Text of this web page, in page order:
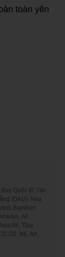
toàn yên
Quốc tế: Tân
(DAD), Nha
Bamboo
All
AK, Thai
OZ, KE, AA,